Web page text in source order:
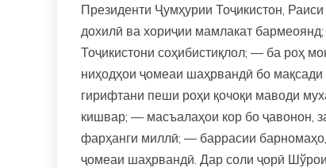
Президенти Ҷумҳурии Тоҷикистон,
дохилӣ ва хориҷии мамлакат
Тоҷикистони соҳибистиқлол; — ба роҳ
ниҳодҳои ҷомеаи шаҳрвандӣ бо
гирифтани пеши роҳи қочоқи маводи
кишвар; — масъалаҳои кор бо ҷавонон,
фарҳанги миллӣ; — баррасии барномаҳо,
ҷомеаи шаҳрвандӣ. Дар соли ҷорӣ